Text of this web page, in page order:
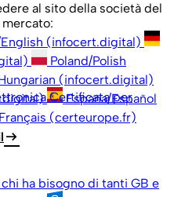
al sito della società del
(infocert.digital)
Poland/Polish
(infocert.digital)
España/Español
(certeurope.fr)
Certificata per
arrow_right_alt
chi ha bisogno di tanti GB e